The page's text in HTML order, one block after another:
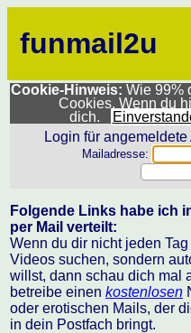
funmail2u
Cookie-Hinweis: Wie 99%
Cookies. Wenn du
dich.
Login für
Mailadresse:
Folgende Links habe ich
per Mail verteilt:
Wenn du dir nicht jeden
Videos suchen, sondern
willst, dann schau dich mal
betreibe einen kostenlosen
oder erotischen Mails, der
in dein Postfach bringt.